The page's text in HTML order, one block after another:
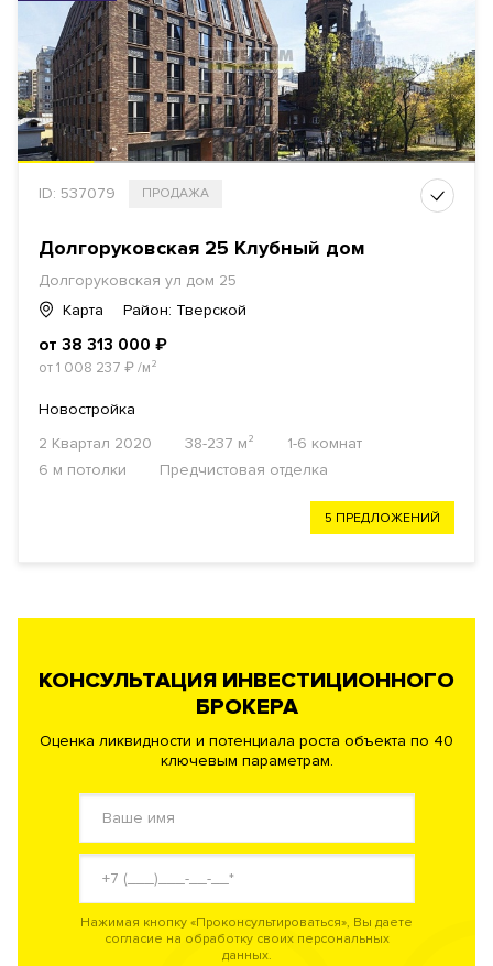
ID: 537079 ПРОДАЖА
Долгоруковская 25 Клубный дом
Долгоруковская ул дом 25
Карта
Район: Тверской
от 38 313 000 ₽
от 1 008 237 ₽/м²
Новостройка
2 Квартал 2020
38-237 м²
1-6 комнат
6 м потолки
Предчистовая отделка
5 ПРЕДЛОЖЕНИЙ
КОНСУЛЬТАЦИЯ ИНВЕСТИЦИОННОГО
БРОКЕРА
Оценка ликвидности и потенциала роста объекта по 40
ключевым параметрам.
Нажимая кнопку «Проконсультироваться», Вы даете
согласие на обработку своих персональных
данных.